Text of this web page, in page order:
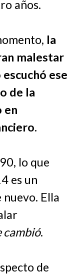
años.
la
malestar
ese
de la
en
lo que
es un
Ella
.
de